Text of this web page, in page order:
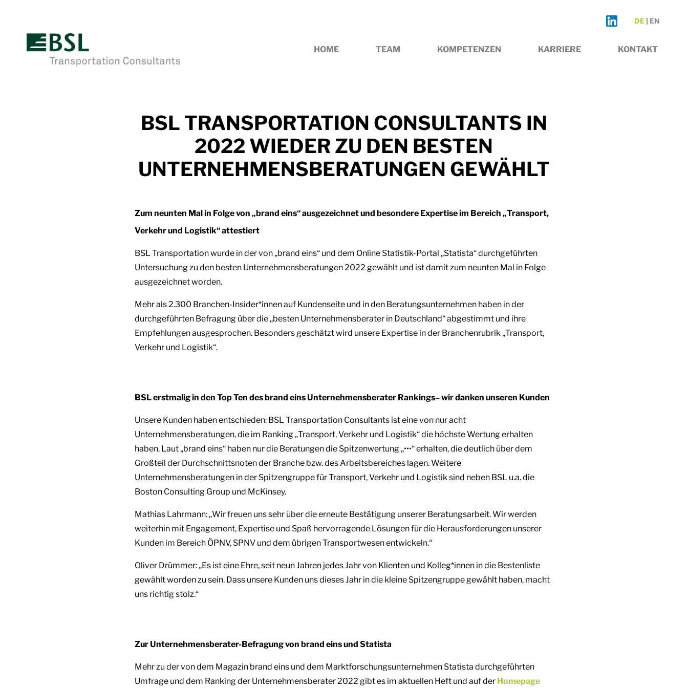
EN
DE
HOME TEAM KOMPETENZEN KARRIERE KONTAKT
BSL TRANSPORTATION CONSULTANTS IN
2022 WIEDER ZU DEN BESTEN
UNTERNEHMENSBERATUNGEN GEWÄHLT
Zum neunten Mal in Folge von „brand eins“ ausgezeichnet und besondere Expertise im Bereich „Transport,
Verkehr und Logistik“ attestiert
BSL Transportation wurde in der von „brand eins“ und dem Online Statistik-Portal „Statista“ durchgeführten
Untersuchung zu den besten Unternehmensberatungen 2022 gewählt und ist damit zum neunten Mal in Folge
ausgezeichnet worden.
Mehr als 2.300 Branchen-Insider*innen auf Kundenseite und in den Beratungsunternehmen haben in der
durchgeführten Befragung über die „besten Unternehmensberater in Deutschland“ abgestimmt und ihre
Empfehlungen ausgesprochen. Besonders geschätzt wird unsere Expertise in der Branchenrubrik „Transport,
Verkehr und Logistik“.
BSL erstmalig in den Top Ten des brand eins Unternehmensberater Rankings– wir danken unseren Kunden
Unsere Kunden haben entschieden: BSL Transportation Consultants ist eine von nur acht
Unternehmensberatungen, die im Ranking „Transport, Verkehr und Logistik“ die höchste Wertung erhalten
haben. Laut „brand eins“ haben nur die Beratungen die Spitzenwertung „•••“ erhalten, die deutlich über dem
Großteil der Durchschnittsnoten der Branche bzw. des Arbeitsbereiches lagen. Weitere
Unternehmensberatungen in der Spitzengruppe für Transport, Verkehr und Logistik sind neben BSL u.a. die
Boston Consulting Group und McKinsey.
Mathias Lahrmann: „Wir freuen uns sehr über die erneute Bestätigung unserer Beratungsarbeit. Wir werden
weiterhin mit Engagement, Expertise und Spaß hervorragende Lösungen für die Herausforderungen unserer
Kunden im Bereich ÖPNV, SPNV und dem übrigen Transportwesen entwickeln.“
Oliver Drümmer: „Es ist eine Ehre, seit neun Jahren jedes Jahr von Klienten und Kolleg*innen in die Bestenliste
gewählt worden zu sein. Dass unsere Kunden uns dieses Jahr in die kleine Spitzengruppe gewählt haben, macht
uns richtig stolz.“
Zur Unternehmensberater-Befragung von brand eins und Statista
Mehr zu der von dem Magazin brand eins und dem Marktforschungsunternehmen Statista durchgeführten
Umfrage und dem Ranking der Unternehmensberater 2022 gibt es im aktuellen Heft und auf der Homepage